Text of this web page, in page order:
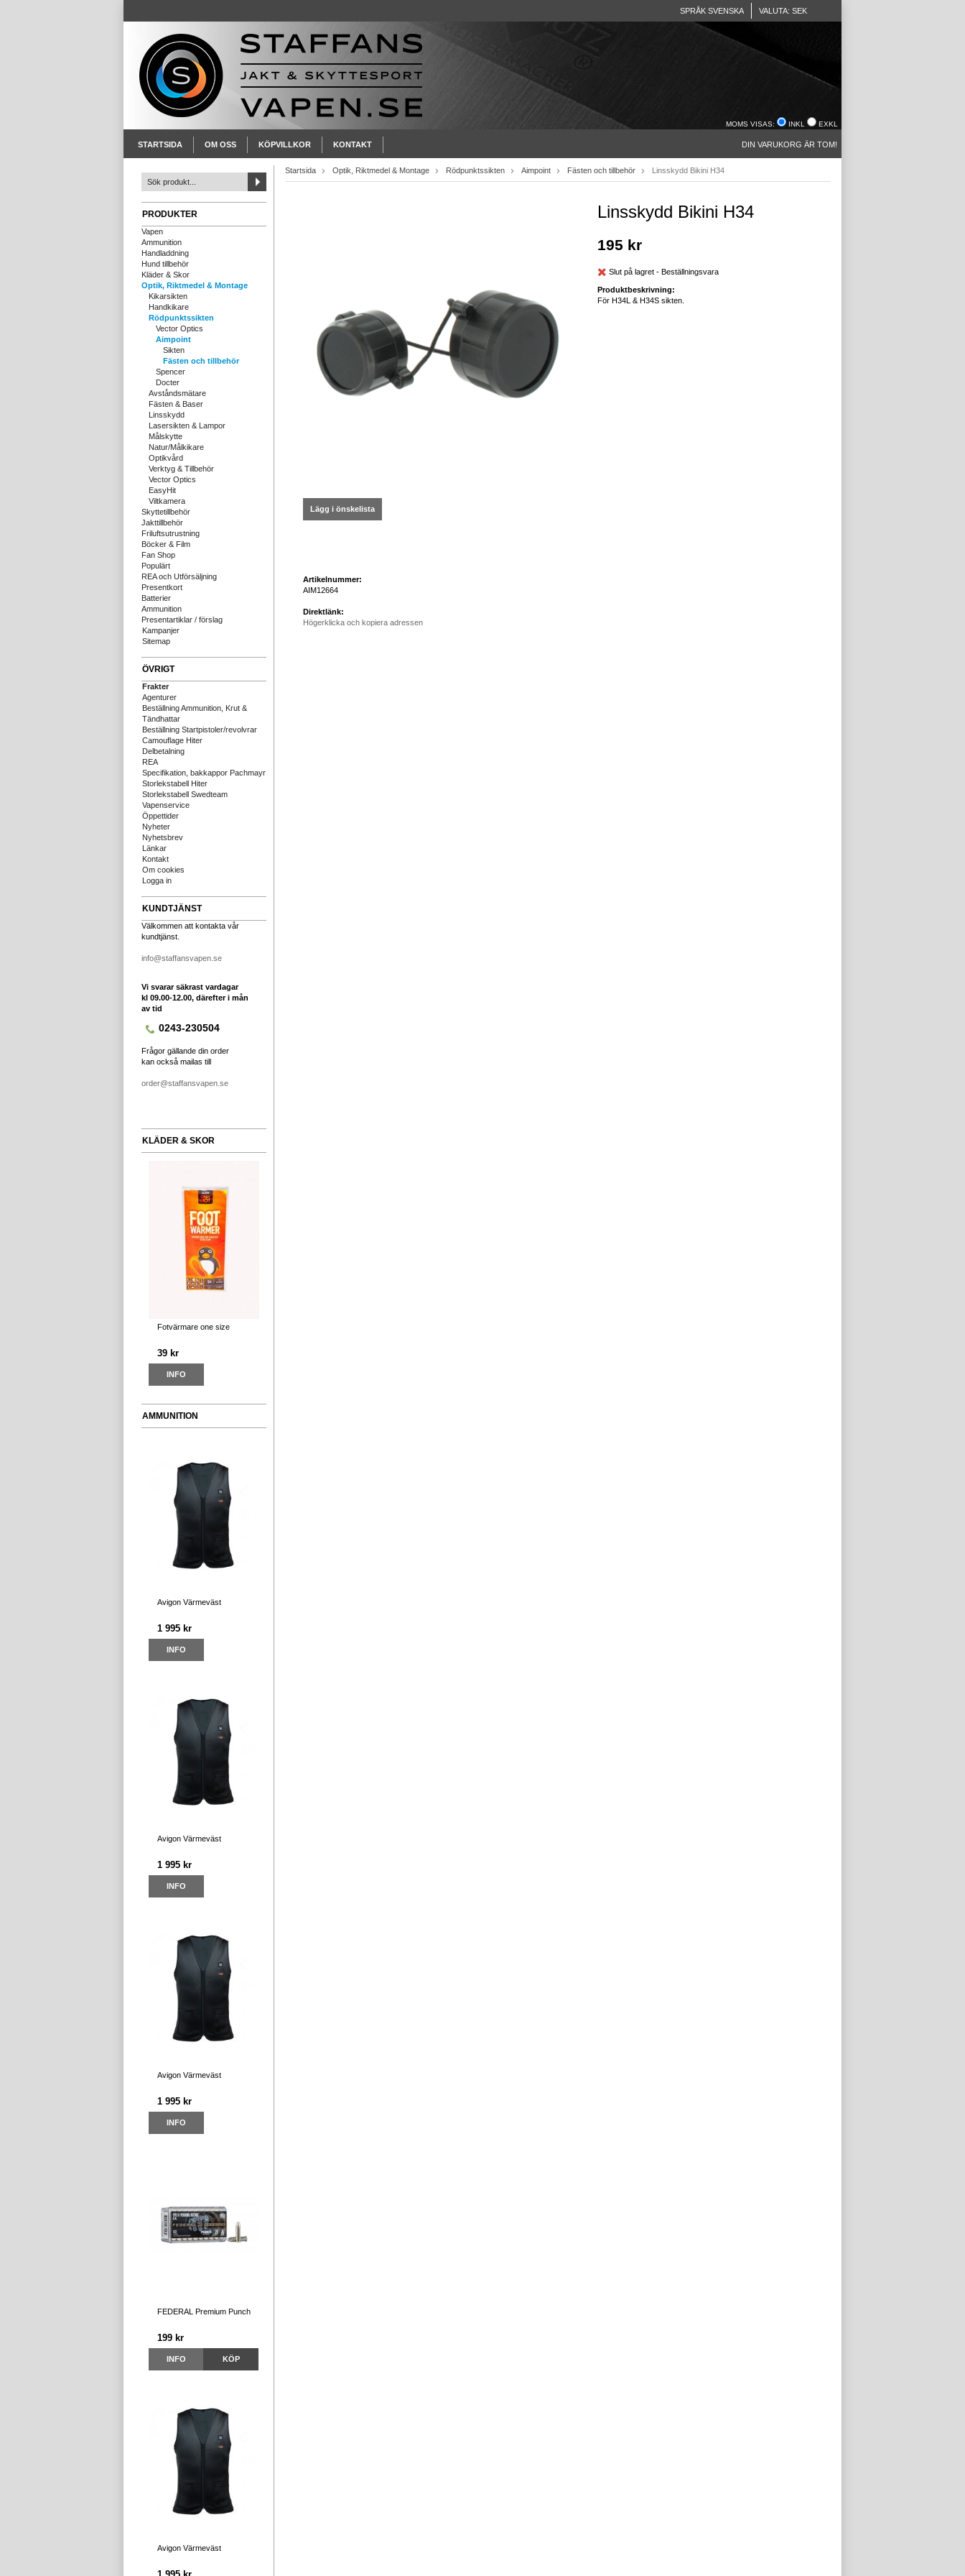
SPRÅK SVENSKA VALUTA: SEK
MOMS VISAS: INKL EXKL
STARTSIDA OM OSS KÖPVILLKOR KONTAKT DIN VARUKORG ÄR TOM!
PRODUKTER
Vapen
Ammunition
Handladdning
Hund tillbehör
Kläder & Skor
Optik, Riktmedel & Montage
Kikarsikten
Handkikare
Rödpunktssikten
Vector Optics
Aimpoint
Sikten
Fästen och tillbehör
Spencer
Docter
Avståndsmätare
Fästen & Baser
Linsskydd
Lasersikten & Lampor
Målskytte
Natur/Målkikare
Optikvård
Verktyg & Tillbehör
Vector Optics
EasyHit
Viltkamera
Skyttetillbehör
Jakttillbehör
Friluftsutrustning
Böcker & Film
Fan Shop
Populärt
REA och Utförsäljning
Presentkort
Batterier
Ammunition
Presentartiklar / förslag
Kampanjer
Sitemap
ÖVRIGT
Frakter
Agenturer
Beställning Ammunition, Krut &
Tändhattar
Beställning Startpistoler/revolvrar
Camouflage Hiter
Delbetalning
REA
Specifikation, bakkappor Pachmayr
Storlekstabell Hiter
Storlekstabell Swedteam
Vapenservice
Öppettider
Nyheter
Nyhetsbrev
Länkar
Kontakt
Om cookies
Logga in
KUNDTJÄNST
Välkommen att kontakta vår
kundtjänst.
info@staffansvapen.se
Vi svarar säkrast vardagar
kl 09.00-12.00, därefter i mån
av tid
0243-230504
Frågor gällande din order
kan också mailas till
order@staffansvapen.se
KLÄDER & SKOR
Fotvärmare one size
39 kr
INFO
AMMUNITION
Avigon Värmeväst
1 995 kr
INFO
Avigon Värmeväst
1 995 kr
INFO
Avigon Värmeväst
1 995 kr
INFO
FEDERAL Premium Punch
199 kr
INFO KÖP
Avigon Värmeväst
Startsida Optik, Riktmedel & Montage Rödpunktssikten Aimpoint Fästen och tillbehör Linsskydd Bikini H34
Lägg i önskelista
Artikelnummer:
AIM12664
Direktlänk:
Högerklicka och kopiera adressen
Linsskydd Bikini H34
195 kr
Slut på lagret - Beställningsvara
Produktbeskrivning:
För H34L & H34S sikten.